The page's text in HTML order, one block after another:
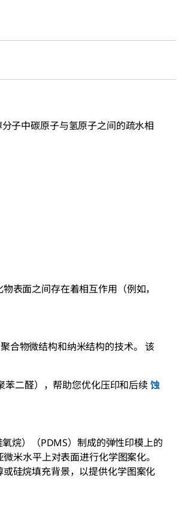
子中碳原子与氢原子之间的疏水相
表面之间存在着相互作用（例如，
合物微结构和纳米结构的技术。 该
二醛），帮助您优化压印和后续 蚀
烷）（PDMS）制成的弹性印模上的
米水平上对表面进行化学图案化。
硅烷填充背景，以提供化学图案化